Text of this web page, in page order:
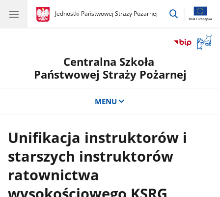
gov.pl
Jednostki Państwowej Straży Pożarnej
gov.pl
Jednostki
przejdź
okno
Centralna Szkoła
Państwowej Straży Pożarnej
MENU
Unifikacja instruktorów i
starszych instruktorów
ratownictwa